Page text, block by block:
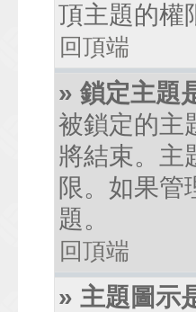
頂主題的權
回頂端
» 鎖定主題
被鎖定的主
將結束。主
限。如果管
題。
回頂端
» 主題圖示